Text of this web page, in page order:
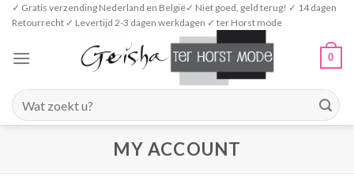
Skip✓ Gratis verzending Nederland en België✓ Niet goed, geld terug! ✓ 14 dagen
Retourrecht ✓ Levertijd 2-3 dagen werkdagen ✓ ter Horst mode
0
Zoeken
naar:
MY ACCOUNT